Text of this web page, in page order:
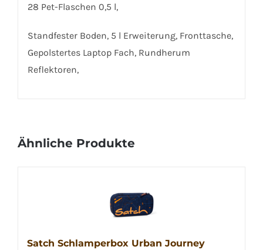
28 Pet-Flaschen 0,5 l,
Standfester Boden, 5 l Erweiterung, Fronttasche,
Gepolstertes Laptop Fach, Rundherum
Reflektoren,
Ähnliche Produkte
Satch Schlamperbox Urban Journey